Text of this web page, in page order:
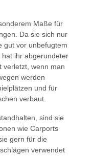
Maße für
Da sie sich nur
gut vor unbefugtem
ihr abgerundeter
verletzt, wenn man
werden
und für
verbaut.
sind sie
wie Carports
gern für die
verwendet